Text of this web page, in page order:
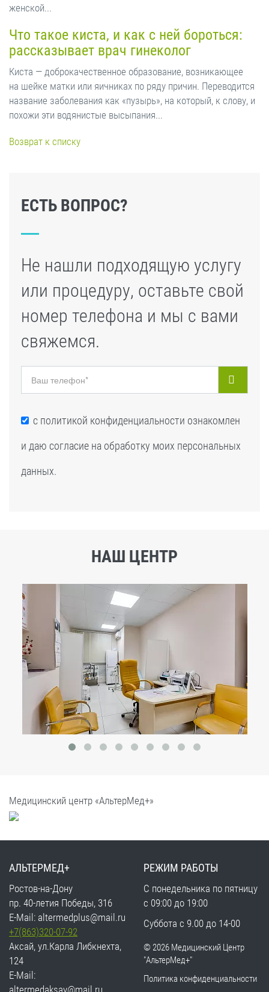
женской...
Что такое киста, и как с ней бороться:
рассказывает врач гинеколог
Киста — доброкачественное образование, возникающее
на шейке матки или яичниках по ряду причин. Переводится
название заболевания как «пузырь», на который, к слову, и
похожи эти водянистые высыпания...
Возврат к списку
ЕСТЬ ВОПРОС?
Не нашли подходящую услугу
или процедуру, оставьте свой
номер телефона и мы с вами
свяжемся.
с политикой конфиденциальности ознакомлен
и даю согласие на обработку моих персональных
данных.
НАШ ЦЕНТР
Медицинский центр «АльтерМед+»
АЛЬТЕРМЕД+
Ростов-на-Дону
пр. 40-летия Победы, 316
E-Mail: altermedplus@mail.ru
+7(863)320-07-92
Аксай, ул.Карла Либкнехта,
124
E-Mail:
altermedaksay@mail.ru
РЕЖИМ РАБОТЫ
С понедельника по пятницу
с 09:00 до 19:00
Суббота с 9.00 до 14-00
© 2026 Медицинский Центр
"АльтерМед+"
Политика конфиденциальности